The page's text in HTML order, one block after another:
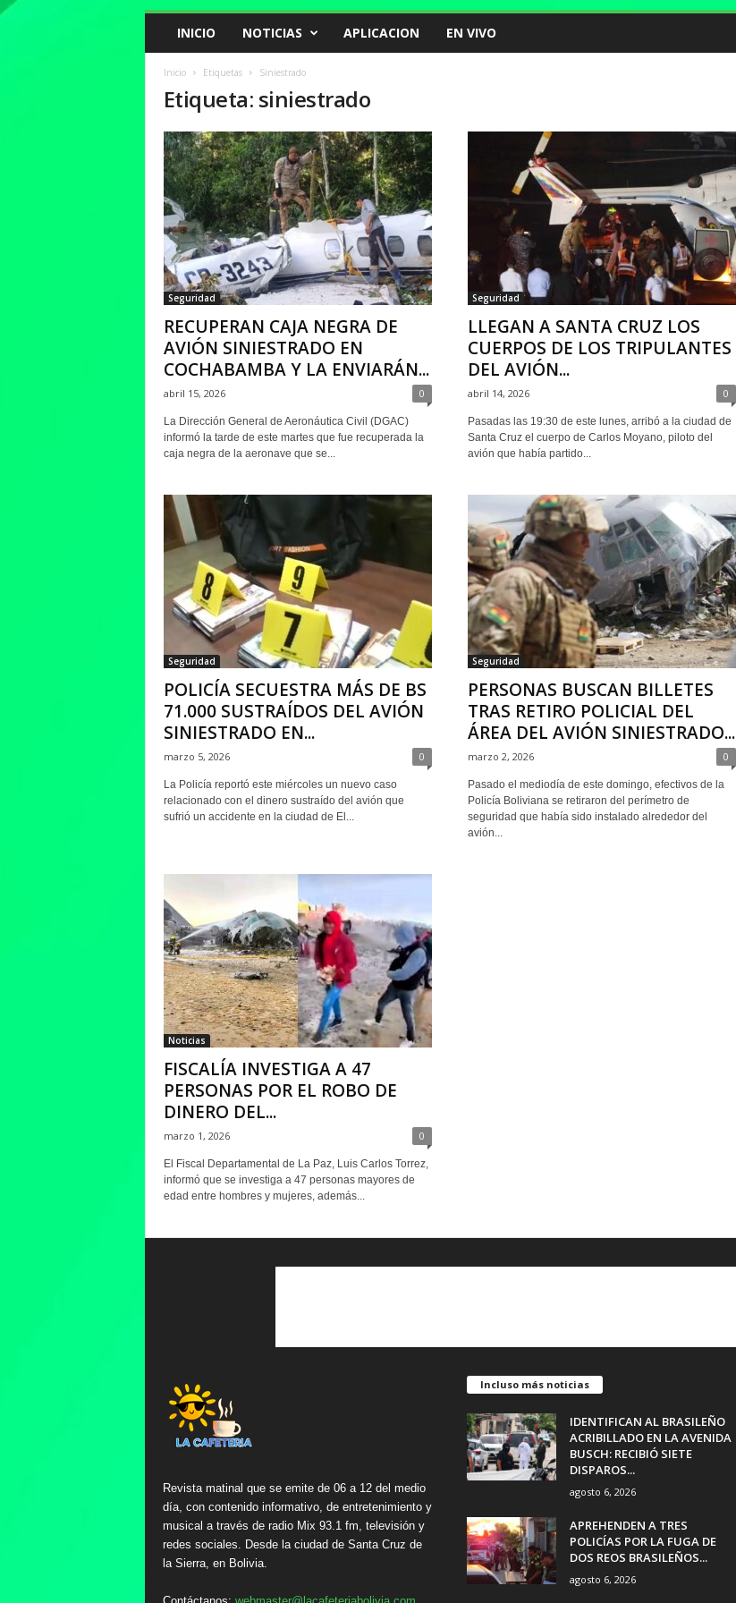
INICIO NOTICIAS APLICACION EN VIVO
Inicio Etiquetas Siniestrado
Etiqueta: siniestrado
Seguridad
RECUPERAN CAJA NEGRA DE
AVIÓN SINIESTRADO EN
COCHABAMBA Y LA ENVIARÁN...
abril 15, 2026 0
La Dirección General de Aeronáutica Civil (DGAC)
informó la tarde de este martes que fue recuperada la
caja negra de la aeronave que se...
Seguridad
LLEGAN A SANTA CRUZ LOS
CUERPOS DE LOS TRIPULANTES
DEL AVIÓN...
abril 14, 2026 0
Pasadas las 19:30 de este lunes, arribó a la ciudad de
Santa Cruz el cuerpo de Carlos Moyano, piloto del
avión que había partido...
Seguridad
POLICÍA SECUESTRA MÁS DE BS
71.000 SUSTRAÍDOS DEL AVIÓN
SINIESTRADO EN...
marzo 5, 2026 0
La Policía reportó este miércoles un nuevo caso
relacionado con el dinero sustraído del avión que
sufrió un accidente en la ciudad de El...
Seguridad
PERSONAS BUSCAN BILLETES
TRAS RETIRO POLICIAL DEL
ÁREA DEL AVIÓN SINIESTRADO...
marzo 2, 2026 0
Pasado el mediodía de este domingo, efectivos de la
Policía Boliviana se retiraron del perímetro de
seguridad que había sido instalado alrededor del
avión...
Noticias
FISCALÍA INVESTIGA A 47
PERSONAS POR EL ROBO DE
DINERO DEL...
marzo 1, 2026 0
El Fiscal Departamental de La Paz, Luis Carlos Torrez,
informó que se investiga a 47 personas mayores de
edad entre hombres y mujeres, además...
Revista matinal que se emite de 06 a 12 del medio
día, con contenido informativo, de entretenimiento y
musical a través de radio Mix 93.1 fm, televisión y
redes sociales. Desde la ciudad de Santa Cruz de
la Sierra, en Bolivia.
Incluso más noticias
IDENTIFICAN AL BRASILEÑO
ACRIBILLADO EN LA AVENIDA
BUSCH: RECIBIÓ SIETE
DISPAROS...
agosto 6, 2026
APREHENDEN A TRES
POLICÍAS POR LA FUGA DE
DOS REOS BRASILEÑOS...
agosto 6, 2026